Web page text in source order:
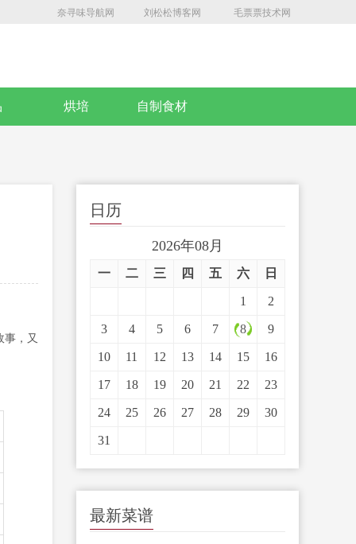
奈寻味导航网 刘松松博客网 毛票票技术网
烘培 自制食材
事，又
日历
2026年08月
一 二 三 四 五 六 日
1 2
3 4 5 6 7 8 9
10 11 12 13 14 15 16
17 18 19 20 21 22 23
24 25 26 27 28 29 30
31
最新菜谱